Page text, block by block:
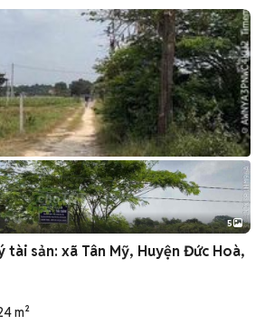
5
tài sản: xã Tân Mỹ, Huyện Đức Hoà,
m²